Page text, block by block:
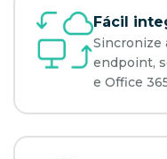
Fácil
Sincronize
endpoint,
e Office